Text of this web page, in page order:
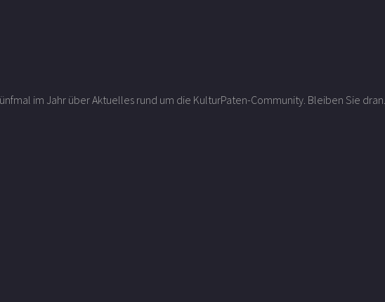
im Jahr über Aktuelles rund um die KulturPaten-Community. Bleiben Sie dran.